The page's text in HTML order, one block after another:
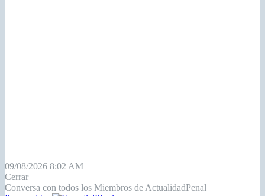
09/08/2026 8:02 AM
Cerrar
Conversa con todos los Miembros de ActualidadPenal